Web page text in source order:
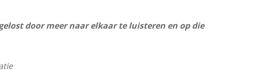
door meer naar elkaar te luisteren en op die